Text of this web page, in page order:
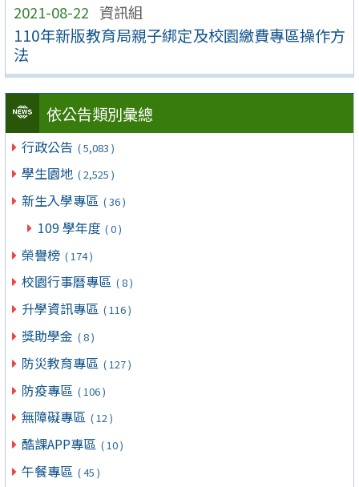
2021-08-22 資訊組
110年新版教育局親子綁定及校園繳費專區操作方
法
依公告類別彙總
行政公告 ( 5,083 )
學生園地 ( 2,525 )
新生入學專區 ( 36 )
109 學年度 ( 0 )
榮譽榜 ( 174 )
校園行事曆專區 ( 8 )
升學資訊專區 ( 116 )
獎助學金 ( 8 )
防災教育專區 ( 127 )
防疫專區 ( 106 )
無障礙專區 ( 12 )
酷課APP專區 ( 10 )
午餐專區 ( 45 )